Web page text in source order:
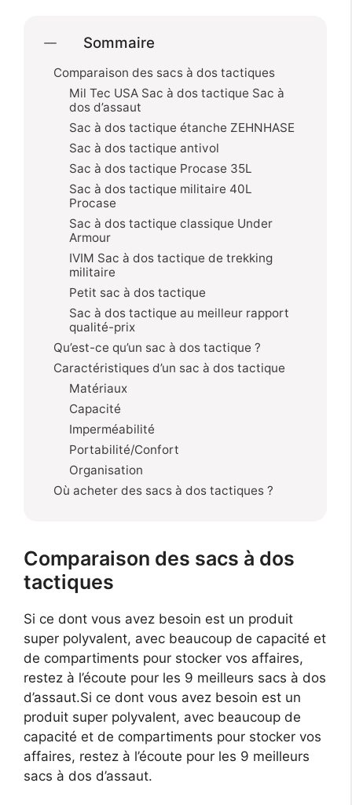
Sommaire
Comparaison des sacs à dos tactiques
Mil Tec USA Sac à dos tactique Sac à
dos d’assaut
Sac à dos tactique étanche ZEHNHASE
Sac à dos tactique antivol
Sac à dos tactique Procase 35L
Sac à dos tactique militaire 40L
Procase
Sac à dos tactique classique Under
Armour
IVIM Sac à dos tactique de trekking
militaire
Petit sac à dos tactique
Sac à dos tactique au meilleur rapport
qualité-prix
Qu’est-ce qu’un sac à dos tactique ?
Caractéristiques d’un sac à dos tactique
Matériaux
Capacité
Imperméabilité
Portabilité/Confort
Organisation
Où acheter des sacs à dos tactiques ?
Comparaison des sacs à dos
tactiques
Si ce dont vous avez besoin est un produit
super polyvalent, avec beaucoup de capacité et
de compartiments pour stocker vos affaires,
restez à l’écoute pour les 9 meilleurs sacs à dos
d’assaut.Si ce dont vous avez besoin est un
produit super polyvalent, avec beaucoup de
capacité et de compartiments pour stocker vos
affaires, restez à l’écoute pour les 9 meilleurs
sacs à dos d’assaut.